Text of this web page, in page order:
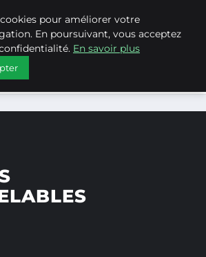
RENOUVELABLES
pour améliorer votre
En poursuivant, vous acceptez
En savoir plus